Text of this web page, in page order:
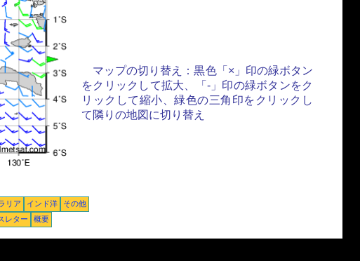
マップの切り替え：黒色「×」印の緑ボタン
をクリックして拡大、「-」印の緑ボタンをク
リックして縮小、緑色の三角印をクリックし
て隣りの地図に切り替え
リア インド洋
その他
レター 概要